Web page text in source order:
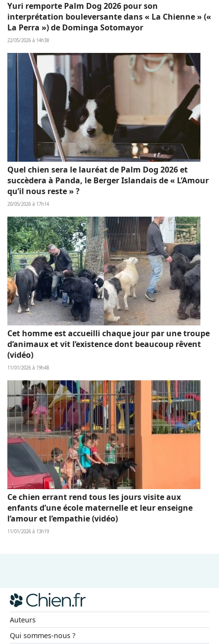
Yuri remporte Palm Dog 2026 pour son
interprétation bouleversante dans « La Chienne » («
La Perra ») de Dominga Sotomayor
22/05/2026 à 14h38
Quel chien sera le lauréat de Palm Dog 2026 et
succèdera à Panda, le Berger Islandais de « L’Amour
qu’il nous reste » ?
20/05/2026 à 17h14
Cet homme est accueilli chaque jour par une troupe
d’animaux et vit l’existence dont beaucoup rêvent
(vidéo)
11/01/2026 à 19h48
Ce chien errant rend tous les jours visite aux
enfants d’une école maternelle et leur enseigne
l’amour et l’empathie (vidéo)
11/01/2026 à 13h19
Auteurs
Qui sommes-nous ?